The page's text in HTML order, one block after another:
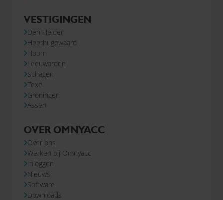
VESTIGINGEN
Den Helder
Heerhugowaard
Hoorn
Leeuwarden
Schagen
Texel
Groningen
Assen
OVER OMNYACC
Over ons
Werken bij Omnyacc
Inloggen
Nieuws
Software
Downloads